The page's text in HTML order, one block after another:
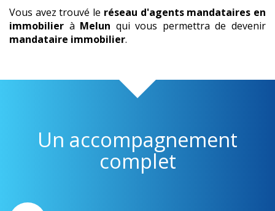
Vous avez trouvé le réseau d'agents mandataires en
immobilier à Melun qui vous permettra de devenir
mandataire immobilier.
Un accompagnement
complet